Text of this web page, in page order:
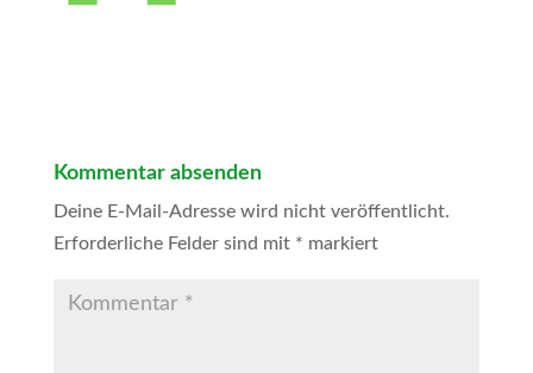
Kommentar absenden
Deine E-Mail-Adresse wird nicht veröffentlicht.
Erforderliche Felder sind mit * markiert